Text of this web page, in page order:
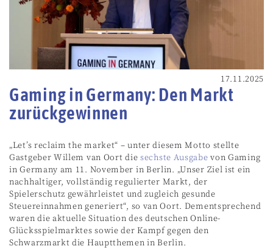
17.11.2025
Gaming in Germany: Den Markt
zurückgewinnen
„Let’s reclaim the market“ – unter diesem Motto stellte
Gastgeber Willem van Oort die sechste Ausgabe von Gaming
in Germany am 11. November in Berlin. „Unser Ziel ist ein
nachhaltiger, vollständig regulierter Markt, der
Spielerschutz gewährleistet und zugleich gesunde
Steuereinnahmen generiert“, so van Oort. Dementsprechend
waren die aktuelle Situation des deutschen Online-
Glücksspielmarktes sowie der Kampf gegen den
Schwarzmarkt die Hauptthemen in Berlin.